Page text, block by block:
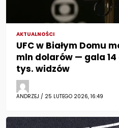
AKTUALNOŚCI
UFC w Białym Domu
mln dolarów — gala 14
tys. widzów
ANDRZEJ / 25 LUTEGO 2026, 16:49